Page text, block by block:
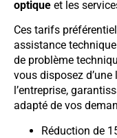
optique et les
Ces tarifs
assistance
de problème
vous disposez
l’entreprise,
adapté de vos
Réduction de